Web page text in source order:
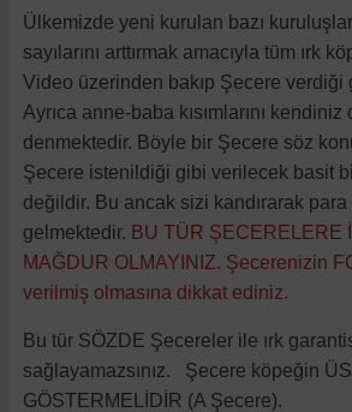
Ülkemizde yeni kurulan bazı
sayılarını arttırmak amacıyla tüm ırk
Video üzerinden bakıp Şecere verdiği
Ayrıca anne-baba kısımlarını
denmektedir. Böyle bir Şecere söz
Şecere istenildiği gibi verilecek basit
değildir. Bu ancak sizi kandırarak para
gelmektedir. BU TÜR ŞECERELERE
MAĞDUR OLMAYINIZ. Şecerenizin
verilmiş olmasına dikkat ediniz.
Bu tür SÖZDE Şecereler ile ırk
sağlayamazsınız. Şecere köpeğin
GÖSTERMELİDİR (A Şecere).